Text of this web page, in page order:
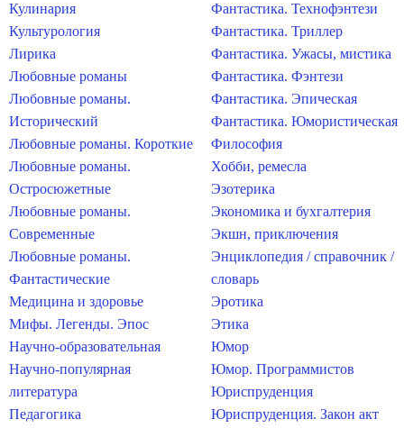
Кулинария
Культурология
Лирика
Любовные романы
Любовные романы.
Исторический
Любовные романы. Короткие
Любовные романы.
Остросюжетные
Любовные романы.
Современные
Любовные романы.
Фантастические
Медицина и здоровье
Мифы. Легенды. Эпос
Научно-образовательная
Научно-популярная
литература
Педагогика
Фантастика. Технофэнтези
Фантастика. Триллер
Фантастика. Ужасы, мистика
Фантастика. Фэнтези
Фантастика. Эпическая
Фантастика. Юмористическая
Философия
Хобби, ремесла
Эзотерика
Экономика и бухгалтерия
Экшн, приключения
Энциклопедия / справочник /
словарь
Эротика
Этика
Юмор
Юмор. Программистов
Юриспруденция
Юриспруденция. Закон акт